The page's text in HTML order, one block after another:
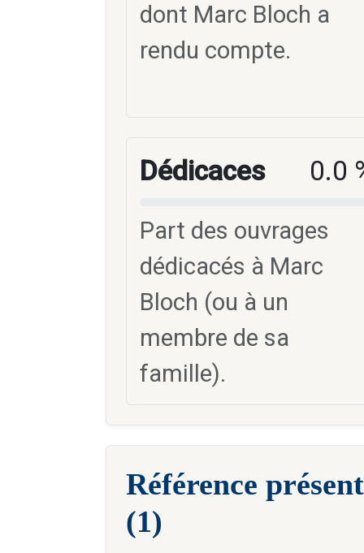
dont Marc Bloch a
rendu compte.
Dédicaces 0.0
Part des ouvrages
dédicacés à Marc
Bloch (ou à un
membre de sa
famille).
Référence
(1)